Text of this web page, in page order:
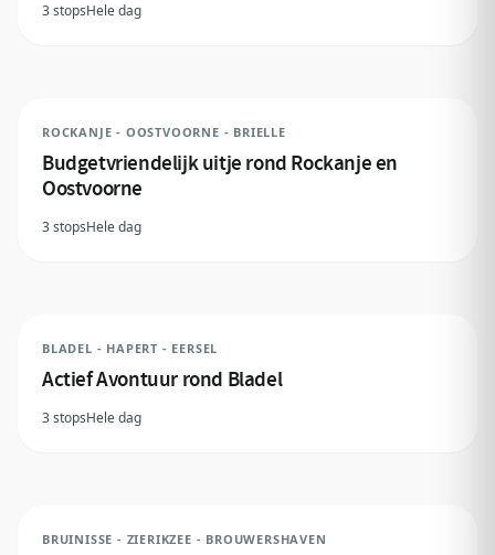
3 stopsHele dag
ROCKANJE - OOSTVOORNE - BRIELLE
Budgetvriendelijk uitje rond Rockanje en
Oostvoorne
3 stopsHele dag
BLADEL - HAPERT - EERSEL
Actief Avontuur rond Bladel
3 stopsHele dag
BRUINISSE - ZIERIKZEE - BROUWERSHAVEN